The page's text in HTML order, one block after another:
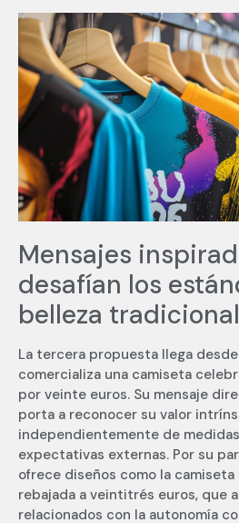
Mensajes
desafían los
belleza
La tercera propuesta llega
comercializa una camiseta
por veinte euros. Su mensaje
porta a reconocer su valor
independientemente de
expectativas externas. Por su
ofrece diseños como la camiseta
rebajada a veintitrés euros, que
relacionados con la autonomía